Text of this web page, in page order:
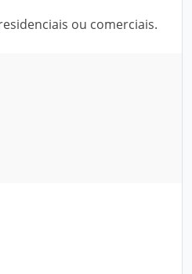
ou comerciais.